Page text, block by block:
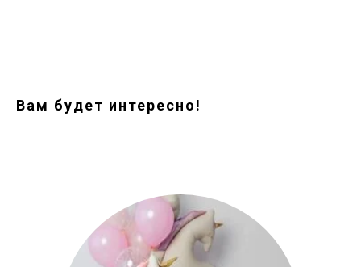
Вам будет интересно!